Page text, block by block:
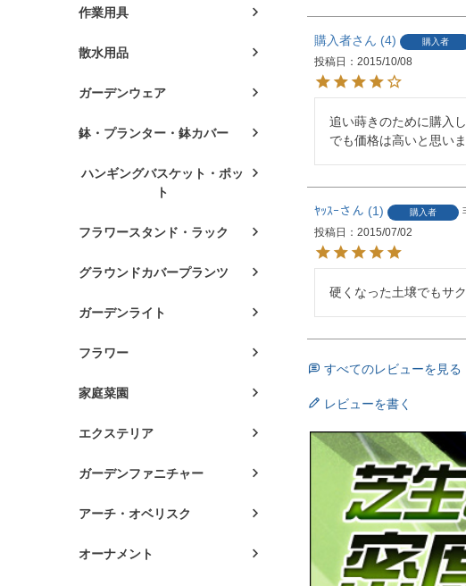
作業用具
散水用品
ガーデンウェア
鉢・プランター・鉢カバー
ハンギングバスケット・ポッ
ト
フラワースタンド・ラック
グラウンドカバープランツ
ガーデンライト
フラワー
家庭菜園
エクステリア
ガーデンファニチャー
アーチ・オベリスク
オーナメント
購入者 4 購入者
投稿日
2015/10/08
追い蒔きのために購入
でも価格は高いと思いま
ﾔｯｽｰ 1 購入者
投稿日
2015/07/02
硬くなった土壌でもサ
すべてのレビューを見る
レビューを書く